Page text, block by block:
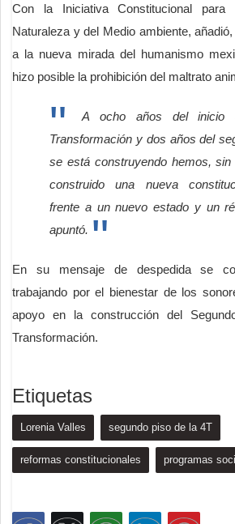
Con la Iniciativa Constitucional
Naturaleza y del Medio ambiente,
a la nueva mirada del humanismo
hizo posible la prohibición del maltrato
A ocho años del inicio
Transformación y dos años del
se está construyendo hemos, sin
construido una nueva
frente a un nuevo estado y un
apuntó.
En su mensaje de despedida se
trabajando por el bienestar de los
apoyo en la construcción del
Transformación.
Etiquetas
Lorenia Valles segundo piso de la 4T
reformas constitucionales programas